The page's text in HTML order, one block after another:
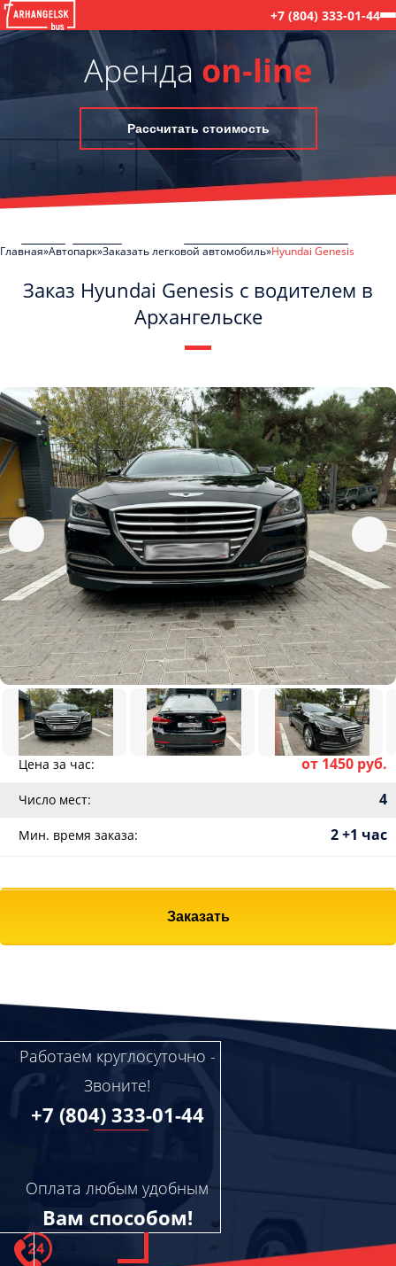
+7 (804) 333-01-44
Аренда on-line
Рассчитать стоимость
Главная Автопарк Заказать легковой автомобиль Hyundai Genesis
Заказ Hyundai Genesis с водителем в
Архангельске
Цена за час: от 1450 руб.
Число мест: 4
Мин. время заказа: 2 +1 час
Заказать
Работаем круглосуточно -
Звоните!
+7 (804) 333-01-44
Оплата любым удобным
Вам способом!
Политикой конфиденциальности
ознакомлен(а), даю согласие на